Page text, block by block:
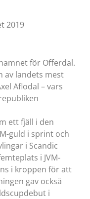
2019
för Offerdal.
av landets mest
Aflodal – vars
ett fjäll i den
guld i sprint och
i Scandic
i JVM-
i kroppen för att
gav också
i